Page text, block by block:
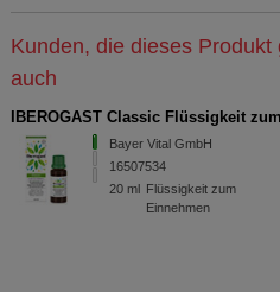
Kunden, die dieses
auch
IBEROGAST Classic Flüssigkeit
Bayer Vital GmbH
16507534
20 ml Flüssigkeit zum
Einnehmen